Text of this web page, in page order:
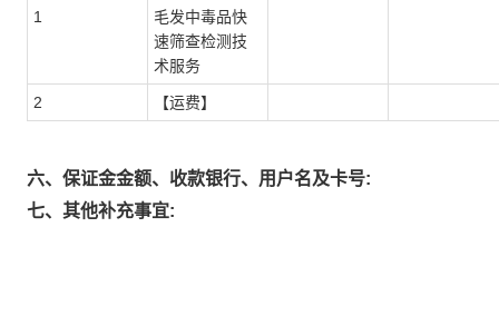
1
毛发中毒品快
速筛查检测技
术服务
2 【运费】
六、保证金金额、收款银行、用户名及卡号:
七、其他补充事宜: